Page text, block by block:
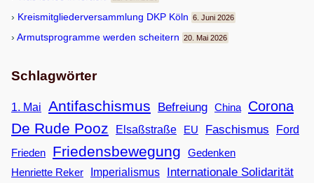
Kreis­mit­glie­der­ver­samm­lung DKP Köln 6. Juni 2026
Armuts­pro­gramme wer­den scheitern 20. Mai 2026
Schlagwörter
1. Mai Antifaschismus Befreiung China Corona
De Rude Pooz Elsaßstraße EU Faschismus
Ford
Frieden
Friedensbewegung
Gedenken
Henriette Reker
Imperialismus Internationale Solidarität